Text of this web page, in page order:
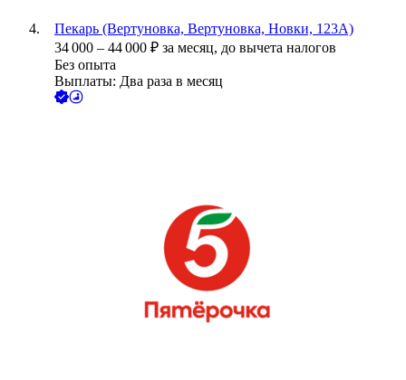
Пекарь (Вертуновка, Вертуновка, Новки, 123А)
34 000 – 44 000 ₽ за месяц, до вычета налогов
Без опыта
Выплаты: Два раза в месяц